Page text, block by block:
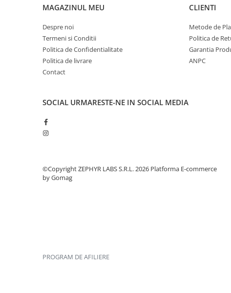
Altele-Suplimente alimentare
MAGAZINUL MEU
Despre noi
Termeni si Conditii
Politica de Confidentialitate
Politica de livrare
Contact
CLIENTI
Metode de
Politica de
Garantia
ANPC
SOCIAL URMARESTE-NE IN SOCIAL MEDIA
©Copyright ZEPHYR LABS S.R.L. 2026 Platforma E-commerce
by Gomag
PROGRAM DE AFILIERE